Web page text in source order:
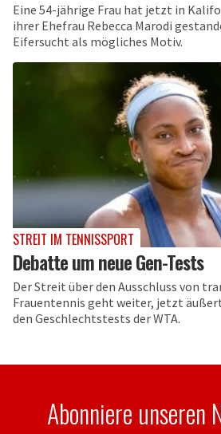
Eine 54-jährige Frau hat jetzt in
ihrer Ehefrau Rebecca Marodi
Eifersucht als mögliches Motiv.
STREIT IM TENNISSPORT
Debatte um neue Gen-Tests
Der Streit über den Ausschluss von
Frauentennis geht weiter, jetzt
den Geschlechtstests der WTA.
Abonniere unseren